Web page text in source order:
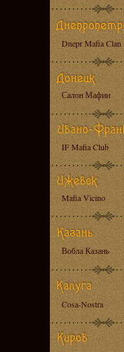
Dnepr Mafia Clan
Салон Мафии
IF Mafia Club
Mafia Vicino
Вобла Казань
Cosa-Nostra